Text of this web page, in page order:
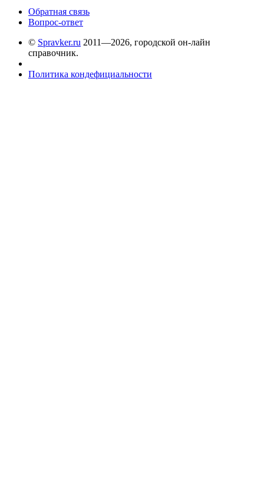
Обратная связь
Вопрос-ответ
© Spravker.ru 2011—2026, городской он-лайн
справочник.
Политика кондефициальности